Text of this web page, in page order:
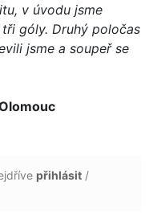
v úvodu jsme
góly. Druhý poločas
jsme a soupeř se
přihlásit /